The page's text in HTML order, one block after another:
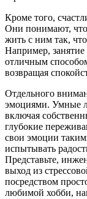
Кроме того,
Они понимают, что
жить с ним так,
Например, занятие
отличным
возвращая
Отдельного
эмоциями. Умные
включая
глубокие
свои эмоции
испытывать
Представьте,
выход из
посредством
любимой хобби,